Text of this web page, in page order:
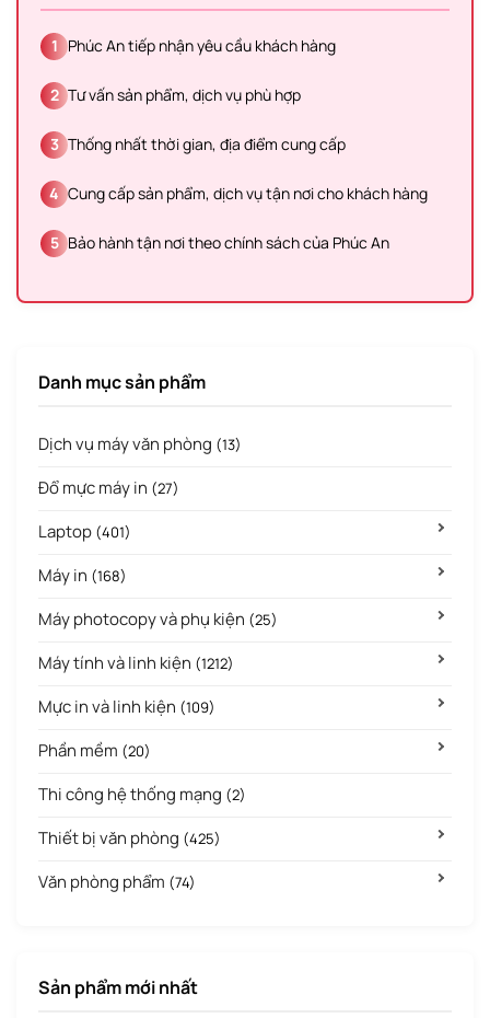
1 Phúc An tiếp nhận yêu cầu khách hàng
2 Tư vấn sản phẩm, dịch vụ phù hợp
3 Thống nhất thời gian, địa điểm cung cấp
4 Cung cấp sản phẩm, dịch vụ tận nơi cho khách hàng
5 Bảo hành tận nơi theo chính sách của Phúc An
Danh mục sản phẩm
Dịch vụ máy văn phòng (13)
Đổ mực máy in (27)
Laptop (401)
Máy in (168)
Máy photocopy và phụ kiện (25)
Máy tính và linh kiện (1212)
Mực in và linh kiện (109)
Phần mềm (20)
Thi công hệ thống mạng (2)
Thiết bị văn phòng (425)
Văn phòng phẩm (74)
Sản phẩm mới nhất